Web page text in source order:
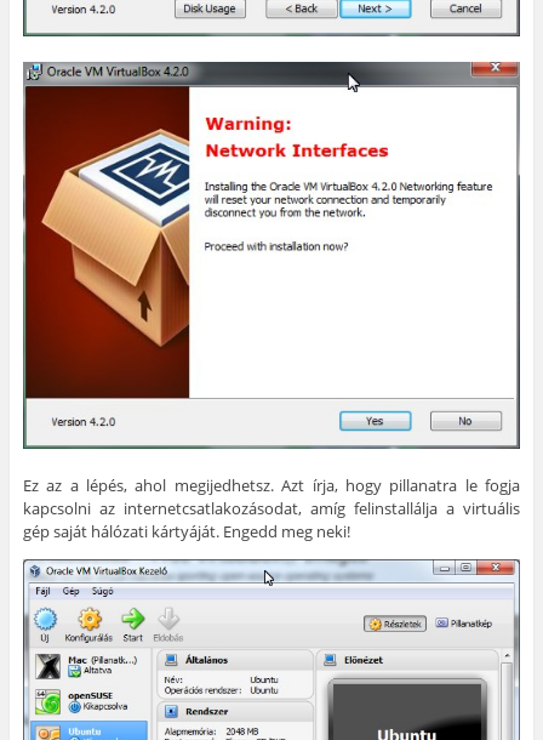
Ez az a lépés, ahol megijedhetsz. Azt írja, hogy pillanatra le fogja
kapcsolni az internetcsatlakozásodat, amíg felinstallálja a virtuális
gép saját hálózati kártyáját. Engedd meg neki!